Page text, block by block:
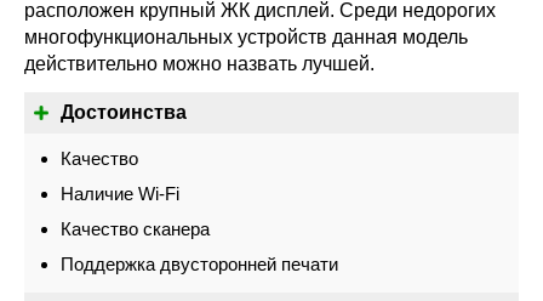
расположен крупный ЖК дисплей. Среди недорогих
многофункциональных устройств данная модель
действительно можно назвать лучшей.
Достоинства
Качество
Наличие Wi-Fi
Качество сканера
Поддержка двусторонней печати